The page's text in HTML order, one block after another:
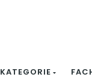
KATEGORIE